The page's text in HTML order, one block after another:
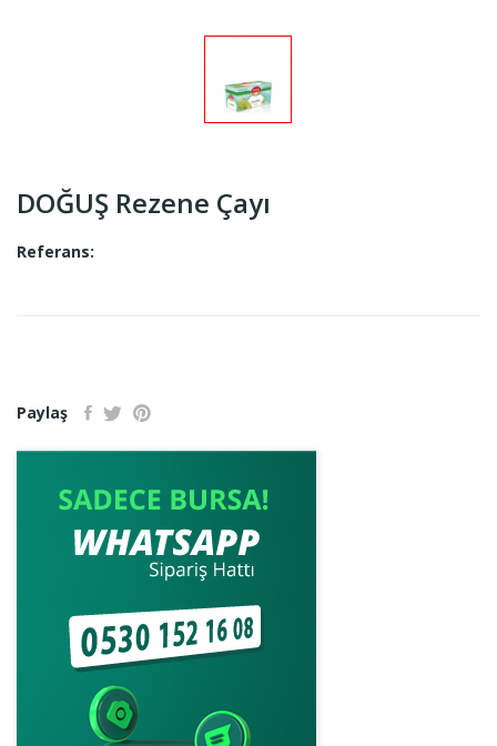
DOĞUŞ Rezene Çayı
Referans:
Paylaş